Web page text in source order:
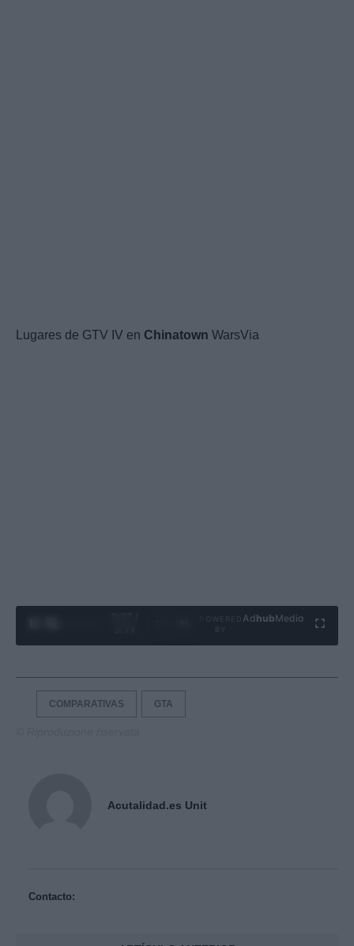
Lugares de GTV IV en Chinatown WarsVia
Ad hubMedia
COMPARATIVAS GTA
Acutalidad.es Unit
Contacto: